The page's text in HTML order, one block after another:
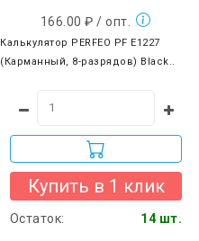
166.00 ₽ / опт.
Калькулятор PERFEO PF E1227
(Карманный, 8-разрядов) Black..
Купить в 1 клик
Остаток: 14 шт.